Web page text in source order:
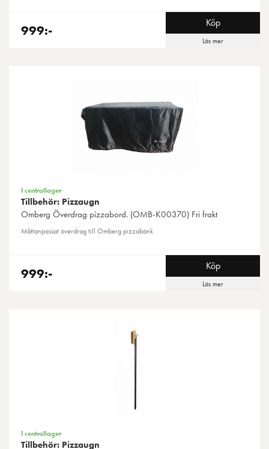
999:- Köp
Läs mer
I centrallager
Tillbehör: Pizzaugn
Omberg Överdrag pizzabord. (OMB-K00370) Fri frakt
Måttanpassat överdrag till Omberg pizzabänk
999:- Köp
Läs mer
I centrallager
Tillbehör: Pizzaugn